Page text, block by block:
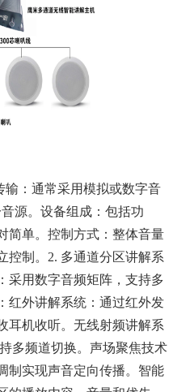
：通常采用模拟或数字音
源。设备组成：包括功
简单。控制方式：整体音量
控制。2. 多通道分区讲解系
采用数字音频矩阵，支持多
红外讲解系统：通过红外发
耳机收听。无线射频讲解系
多频道切换。声场聚焦技术
制实现声音定向传播。智能